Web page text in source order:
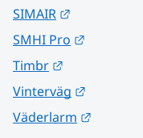
SIMAIR
SMHI Pro
Timbr
Vinterväg
Väderlarm